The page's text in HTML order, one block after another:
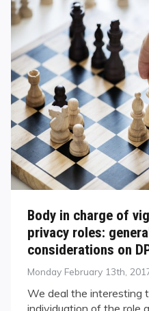
Body in charge of
privacy roles:
considerations on
Posted
Monday February 13th,
We deal the interesting